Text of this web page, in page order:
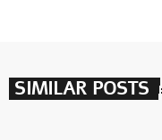
SIMILAR POSTS